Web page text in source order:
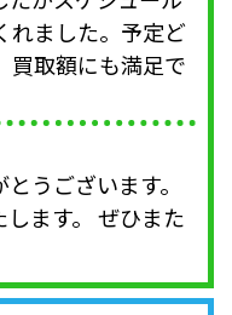
れました。予定ど
買取額にも満足で
うございます。
ます。 ぜひまた